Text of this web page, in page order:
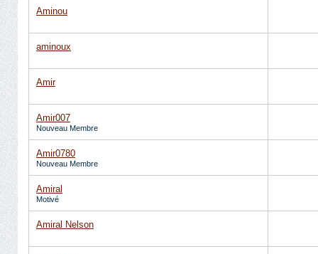
Aminou
aminoux
Amir
Amir007
Nouveau Membre
Amir0780
Nouveau Membre
Amiral
Motivé
Amiral Nelson